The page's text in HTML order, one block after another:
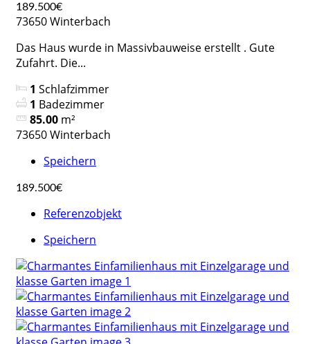
189.500€
73650 Winterbach
Das Haus wurde in Massivbauweise erstellt . Gute
Zufahrt. Die...
1 Schlafzimmer
1 Badezimmer
85.00 m²
73650 Winterbach
Speichern
189.500€
Referenzobjekt
Speichern